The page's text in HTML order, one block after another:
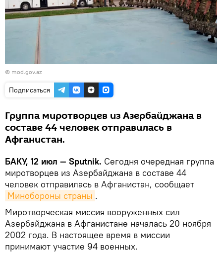
© mod.gov.az
Подписаться
Группа миротворцев из Азербайджана в
составе 44 человек отправилась в
Афганистан.
БАКУ, 12 июл — Sputnik. Сегодня очередная группа
миротворцев из Азербайджана в составе 44
человек отправилась в Афганистан, сообщает
Минобороны страны .
Миротворческая миссия вооруженных сил
Азербайджана в Афганистане началась 20 ноября
2002 года. В настоящее время в миссии
принимают участие 94 военных.